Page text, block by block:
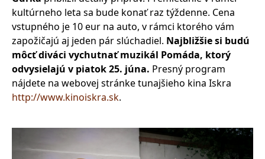
kultúrneho leta sa bude konať raz týždenne. Cena
vstupného je 10 eur na auto, v rámci ktorého vám
zapožičajú aj jeden pár slúchadiel. Najbližšie si budú
môcť diváci vychutnať muzikál Pomáda, ktorý
odvysielajú v piatok 25. júna. Presný program
nájdete na webovej stránke tunajšieho kina Iskra
http://www.kinoiskra.sk.